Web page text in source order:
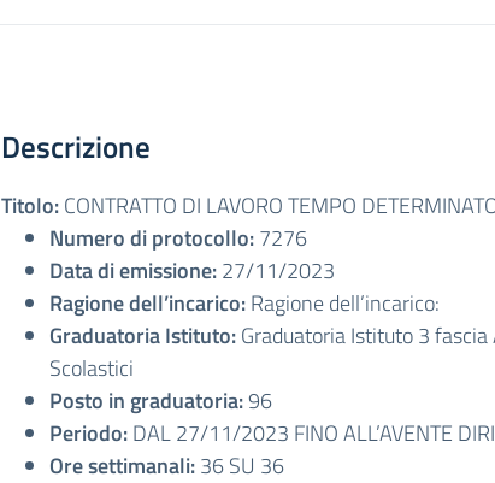
Descrizione
Titolo:CONTRATTO DI LAVORO TEMPO
Numero di protocollo:7276
Data di emissione:27/11/2023
Ragione dell’incarico:Ragione dell’incarico:
Graduatoria Istituto:Graduatoria Istituto 3 fascia
Scolastici
Posto in graduatoria:96
Periodo:DAL 27/11/2023 FINO ALL’AVENTE
Ore settimanali:36 SU 36